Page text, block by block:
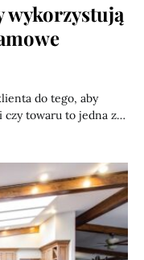
wykorzystują
do tego, aby
czy towaru to jedna z…